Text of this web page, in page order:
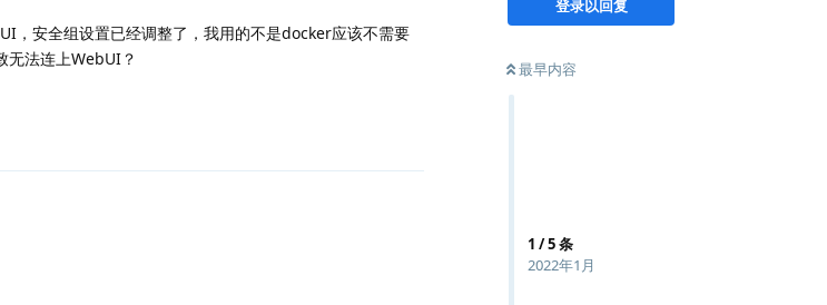
登录以回复
最早内容
1 /5条
2022年1月
，安全组设置已经调整了，我用的不是docker应该不需要
无法连上WebUI？